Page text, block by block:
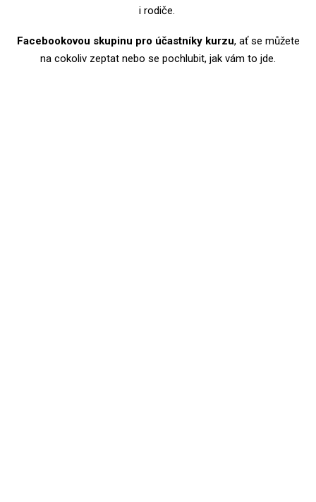
i rodiče.
Facebookovou skupinu pro účastníky kurzu, ať se můžete
na cokoliv zeptat nebo se pochlubit, jak vám to jde.